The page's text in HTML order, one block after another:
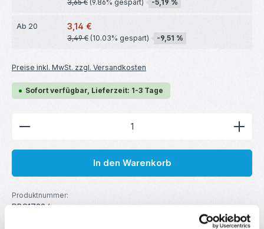
3,65 € (9.86% gespart) -5,19 %
Ab 20 3,14 €
3,49 € (10.03% gespart) -9,51 %
Preise inkl. MwSt. zzgl. Versandkosten
Sofort verfügbar, Lieferzeit: 1-3 Tage
Produkt Anzahl: Gib den gewünschten Wert ein
In den Warenkorb
Produktnummer:
RBS17384